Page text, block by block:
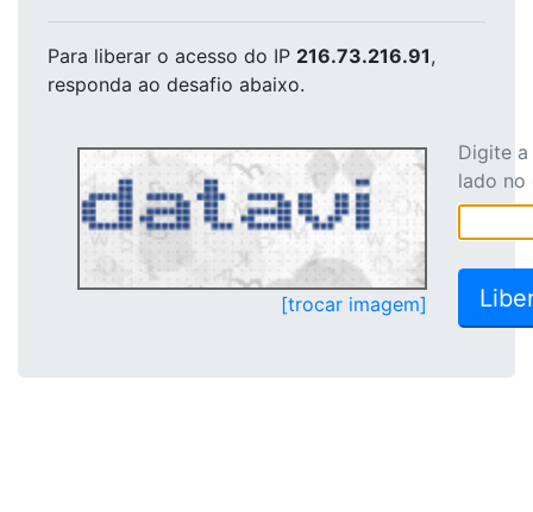
Para liberar o acesso do IP 216.73.216.91,
responda ao desafio abaixo.
[trocar imagem]
Digite
lado no